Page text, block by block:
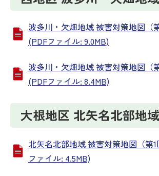
波多川・欠畑地域 被害対策地図（
(PDFファイル: 9.0MB)
波多川・欠畑地域 被害対策地図（
(PDFファイル: 8.4MB)
大根地区 北矢名北部地域
北矢名北部地域 被害対策地図（第
ファイル: 4.5MB)